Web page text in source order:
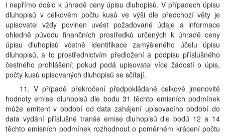
i nepřímo došlo k úhradě ceny úpisu dluhopisů. V případech úpisu
dluhopisů v celkovém počtu kusů ve výši dle předchozí věty je
upisovatel vždy povinen uvést požadované údaje a informace
ohledně původu finančních prostředků určených k úhradě ceny
úpisu dluhopisů včetně identifikace zamýšleného účelu úpisu
dluhopisů, a to prostřednictvím předložení a podpisu příslušného
čestného prohlášení; pokud podá upisovatel více žádostí o úpis,
počty kusů upisovaných dluhopisů se sčítají.
11. V případě překročení předpokládané celkové jmenovité
hodnoty emise dluhopisů dle bodu 31 těchto emisních podmínek
může emitent v období od data zahájení upisovacího období do
data vydání příslušné tranše emise dluhopisů dle bodů 12 a 14
těchto emisních podmínek rozhodnout o poměrném krácení počtu